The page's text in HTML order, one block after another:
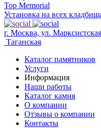
Top Memorial
Установка на всех
г. Москва, ул.
Таганская
Каталог памятников
Услуги
Информация
Наши работы
Каталог камня
О компании
Отзывы о компании
Контакты